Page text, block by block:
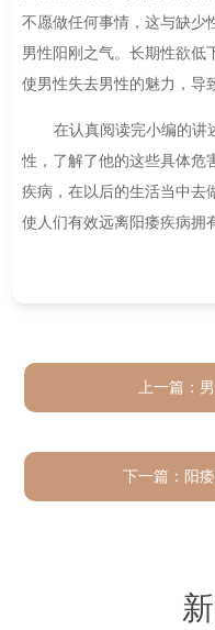
不愿做任何事情，这与缺少
男性阳刚之气。长期性欲低
使男性失去男性的魅力，导
在认真阅读完小编的讲
性，了解了他的这些具体危
疾病，在以后的生活当中去
使人们有效远离阳痿疾病拥
上一篇：
下一篇： 阳